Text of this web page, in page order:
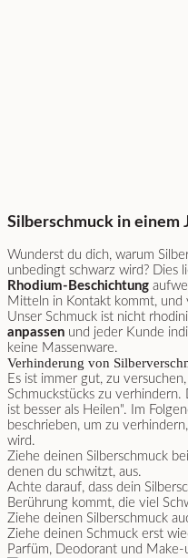
Silberschmuck in einem
Wunderst du dich, warum
unbedingt schwarz wird? Dies
Rhodium-Beschichtung
Mitteln in Kontakt kommt,
Unser Schmuck ist nicht
anpassen und jeder Kunde
keine Massenware.
Verhinderung von
Es ist immer gut, zu
Schmuckstücks zu
ist besser als Heilen". Im
beschrieben, um zu
wird.
Ziehe deinen Silberschmuck
denen du schwitzt, aus.
Achte darauf, dass dein
Berührung kommt, die viel
Ziehe deinen Silberschmuck
Ziehe deinen Schmuck erst
Parfüm, Deodorant und